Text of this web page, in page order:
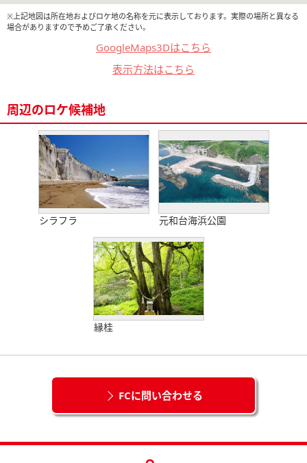
※上記地図は所在地およびロケ地の名称を元に表示しております。実際の場所と異なる
場合がありますので予めご了承ください。
GoogleMaps3Dはこちら
表示方法はこちら
周辺のロケ候補地
シラフラ 元和台海浜公園
縁桂
FCに問い合わせる